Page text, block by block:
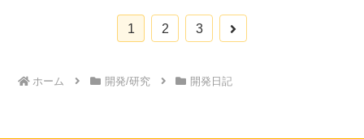
1 2 3
次
ホーム 開発/研究 開発日記